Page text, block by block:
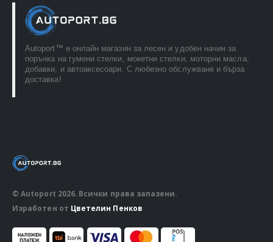
Autoport™ e онлайн магазин за лесен и удобен начин за
поръчка на гумени стелки, мокетни стелки, моторни масла,
добавки, и автоаксесоари. С любезно обслужване и бърза
доставка!
© Autoport 2026. Всички права запазени.
Изработен от Цветелин Пенков